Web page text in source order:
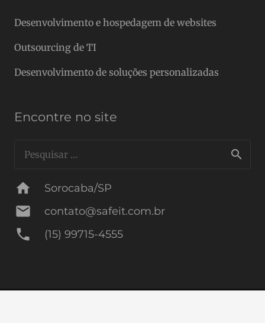
Desenvolvimento e hospedagem de websites
Outsourcing de TI
Desenvolvimento de soluções personalizadas
Encontre no site
por:
home Sorocaba/SP
mail contato@safeit.com.br
phone (15) 99715-4555